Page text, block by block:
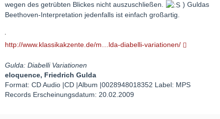
wegen des getrübten Blickes nicht auszuschließen.
) Guldas
Beethoven-Interpretation jedenfalls ist einfach großartig.
http://www.klassikakzente.de/m…lda-diabelli-variationen/
Gulda: Diabelli Variationen
eloquence, Friedrich Gulda
Format: CD Audio |CD |Album |0028948018352 Label: MPS
Records Erscheinungsdatum: 20.02.2009